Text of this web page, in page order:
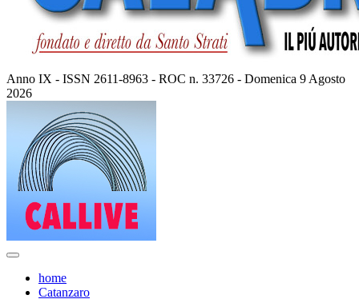
Anno IX - ISSN 2611-8963 - ROC n. 33726 - Domenica 9 Agosto
2026
home
Catanzaro